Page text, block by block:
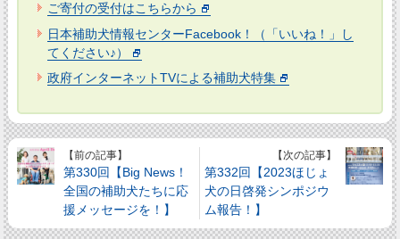
ご寄付の受付はこちらから
日本補助犬情報センターFacebook！（「いいね！」し
てください♪）
政府インターネットTVによる補助犬特集
【前の記事】
第330回【Big News！
全国の補助犬たちに応
援メッセージを！】
【次の記事】
第332回【2023ほじょ
犬の日啓発シンポジウ
ム報告！】